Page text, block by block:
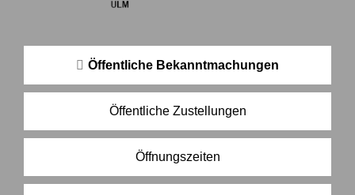
Öffentliche Bekanntmachungen
Öffentliche Zustellungen
Öffnungszeiten